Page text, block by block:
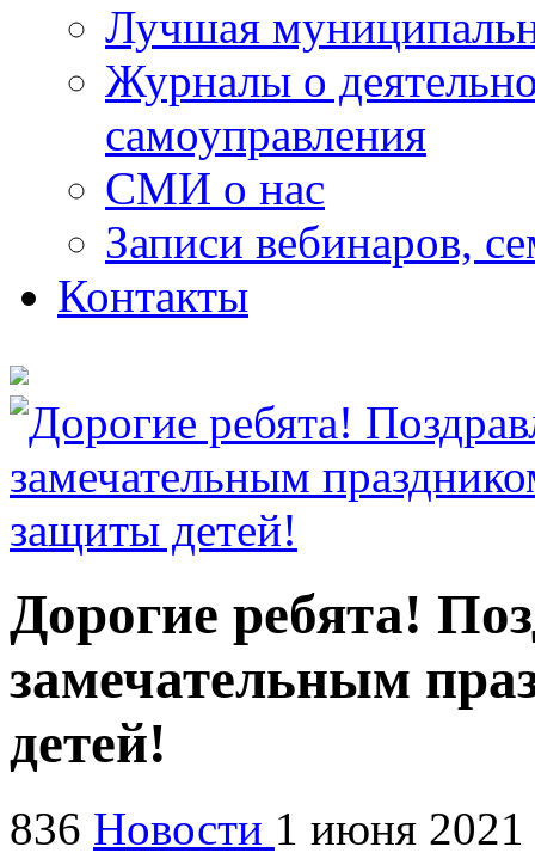
Лучшая
Журналы о
самоуправления
СМИ о нас
Записи вебинаров,
Контакты
Дорогие ребята!
замечательным
детей!
836 Новости 1 июня 2021